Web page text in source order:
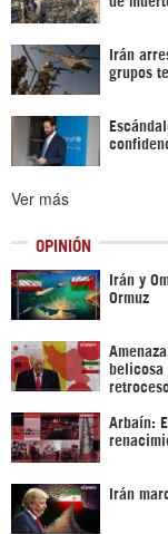
Irán
grupos
Ver más
OPINIÓN
Irán y
Ormuz
belicosa
Arbaín:
Irán